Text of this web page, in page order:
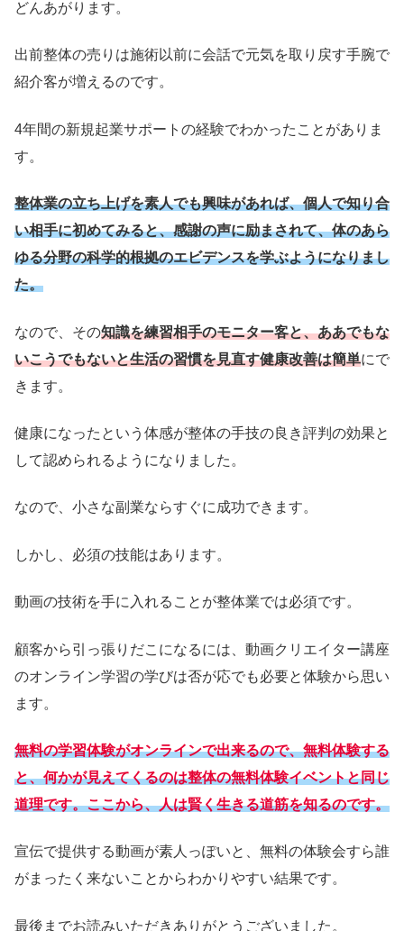
どんあがります。
出前整体の売りは施術以前に会話で元気を取り戻す手腕で
紹介客が増えるのです。
4年間の新規起業サポートの経験でわかったことがありま
す。
整体業の立ち上げを素人でも興味があれば、個人で知り合
い相手に初めてみると、感謝の声に励まされて、体のあら
ゆる分野の科学的根拠のエビデンスを学ぶようになりまし
た。
なので、その知識を練習相手のモニター客と、ああでもな
いこうでもないと生活の習慣を見直す健康改善は簡単にで
きます。
健康になったという体感が整体の手技の良き評判の効果と
して認められるようになりました。
なので、小さな副業ならすぐに成功できます。
しかし、必須の技能はあります。
動画の技術を手に入れることが整体業では必須です。
顧客から引っ張りだこになるには、動画クリエイター講座
のオンライン学習の学びは否が応でも必要と体験から思い
ます。
無料の学習体験がオンラインで出来るので、無料体験する
と、何かが見えてくるのは整体の無料体験イベントと同じ
道理です。ここから、人は賢く生きる道筋を知るのです。
宣伝で提供する動画が素人っぽいと、無料の体験会すら誰
がまったく来ないことからわかりやすい結果です。
最後までお読みいただきありがとうございました。